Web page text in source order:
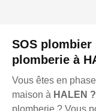
SOS
plomberie à
Vous êtes en
maison à HALEN ?